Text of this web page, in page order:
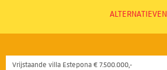
ALTERNATIEVEN
Vrijstaande villa Estepona € 7.500.000,-